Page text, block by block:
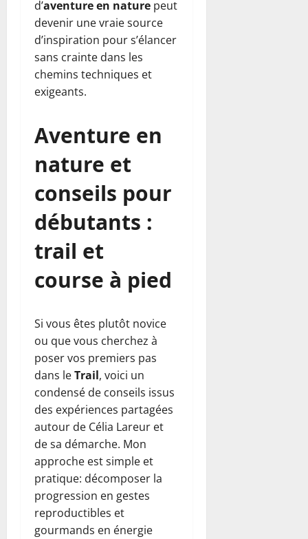
d’aventure en nature peut
devenir une vraie source
d’inspiration pour s’élancer
sans crainte dans les
chemins techniques et
exigeants.
Aventure en
nature et
conseils pour
débutants :
trail et
course à pied
Si vous êtes plutôt novice
ou que vous cherchez à
poser vos premiers pas
dans leTrail, voici un
condensé de conseils issus
des expériences partagées
autour de Célia Lareur et
de sa démarche. Mon
approche est simple et
pratique: décomposer la
progression en gestes
reproductibles et
gourmands en énergie